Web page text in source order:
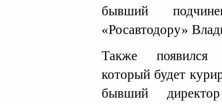
бывший
«Росавтодору»
Также появился
который будет
бывший